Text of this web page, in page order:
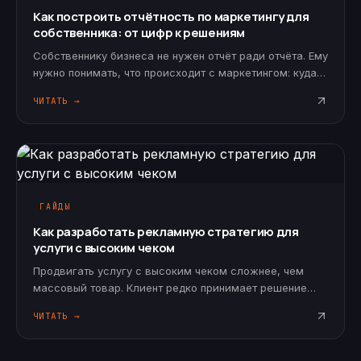
Как построить отчётность по маркетингу для
собственника: от цифр к решениям
Собственнику бизнеса не нужен отчёт ради отчёта. Ему
нужно понимать, что происходит с маркетингом: куда
заявки подорожали, что было сделано, какие
ЧИТАТЬ →
ГАЙДЫ
Как разработать рекламную стратегию для
услуги с высоким чеком
Продвигать услугу с высоким чеком сложнее, чем
массовый товар. Клиент редко принимает решение
проверяет репутацию, обсуждает бюджет,
ЧИТАТЬ →